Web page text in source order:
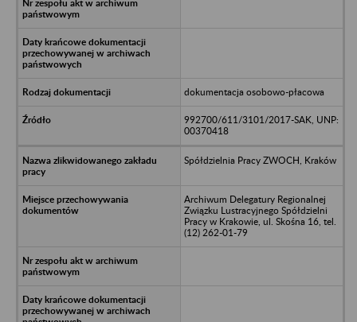
dokumentacja osobowo-płacowa
992700/611/3101/2017-SAK, UNP:
00370418
Spółdzielnia Pracy ZWOCH, Kraków
Archiwum Delegatury Regionalnej
Związku Lustracyjnego Spółdzielni
Pracy w Krakowie, ul. Skośna 16, tel.
(12) 262-01-79